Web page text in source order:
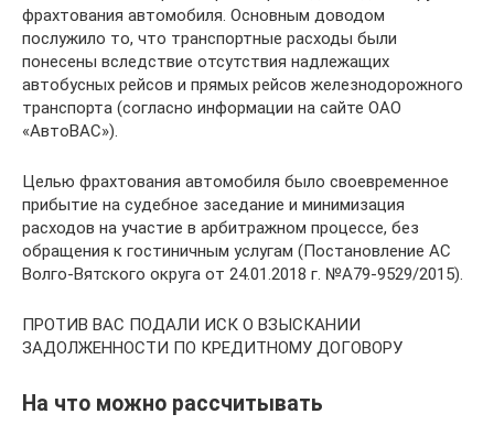
фрахтования автомобиля. Основным доводом
послужило то, что транспортные расходы были
понесены вследствие отсутствия надлежащих
автобусных рейсов и прямых рейсов железнодорожного
транспорта (согласно информации на сайте ОАО
«АвтоВАС»).
Целью фрахтования автомобиля было своевременное
прибытие на судебное заседание и минимизация
расходов на участие в арбитражном процессе, без
обращения к гостиничным услугам (Постановление АС
Волго-Вятского округа от 24.01.2018 г. №А79-9529/2015).
ПРОТИВ ВАС ПОДАЛИ ИСК О ВЗЫСКАНИИ
ЗАДОЛЖЕННОСТИ ПО КРЕДИТНОМУ ДОГОВОРУ
На что можно рассчитывать